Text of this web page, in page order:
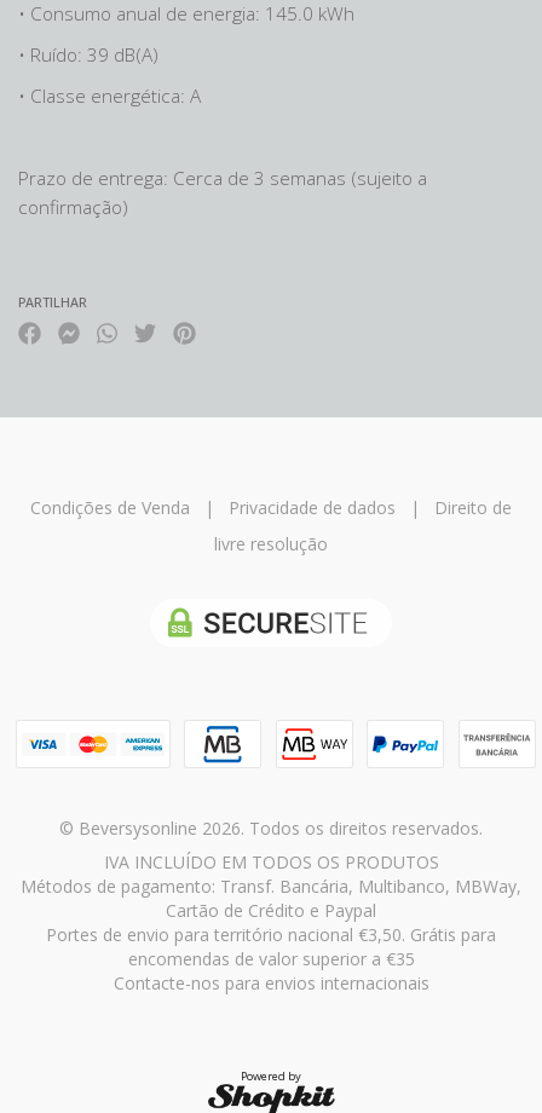
• Consumo anual de energia: 145.0 kWh
• Ruído: 39 dB(A)
• Classe energética: A
Prazo de entrega: Cerca de 3 semanas (sujeito a
confirmação)
PARTILHAR
Condições de Venda | Privacidade de dados |
Direito de
livre resolução
© Beversysonline 2026. Todos os direitos reservados.
IVA INCLUÍDO EM TODOS OS PRODUTOS
Métodos de pagamento: Transf. Bancária, Multibanco, MBWay,
Cartão de Crédito e Paypal
Portes de envio para território nacional €3,50. Grátis para
encomendas de valor superior a €35
Contacte-nos para envios internacionais
Powered by